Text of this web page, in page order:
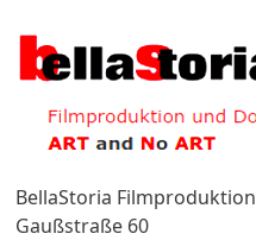
BellaStoria Filmproduktion
Gaußstraße 60